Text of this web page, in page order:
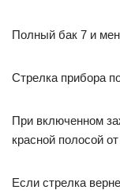
Полный бак 7 и
Стрелка прибора
При включенном
красной полосой
Если стрелка